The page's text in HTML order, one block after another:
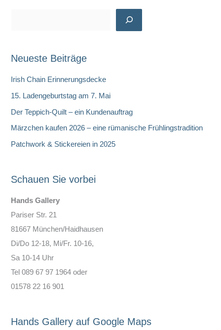
h
Neueste Beiträge
Irish Chain Erinnerungsdecke
15. Ladengeburtstag am 7. Mai
Der Teppich-Quilt – ein Kundenauftrag
Märzchen kaufen 2026 – eine rümanische Frühlingstradition
Patchwork & Stickereien in 2025
Schauen Sie vorbei
Hands Gallery
Pariser Str. 21
81667 München/Haidhausen
Di/Do 12-18, Mi/Fr. 10-16,
Sa 10-14 Uhr
Tel 089 67 97 1964 oder
01578 22 16 901
Hands Gallery auf Google Maps